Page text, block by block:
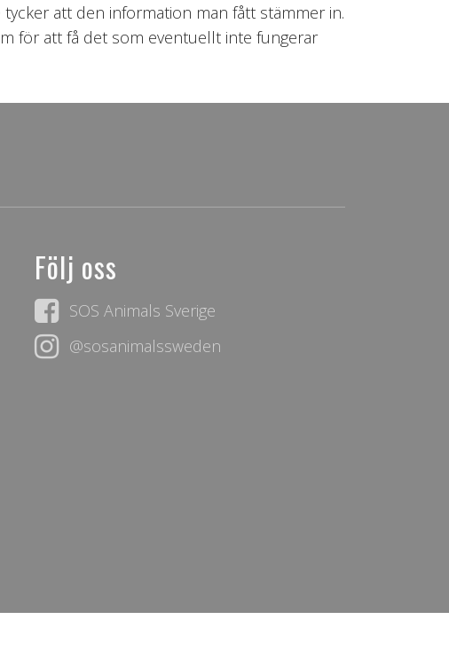
att den information man fått stämmer in.
för att få det som eventuellt inte fungerar
Följ oss
SOS Animals Sverige
@sosanimalssweden